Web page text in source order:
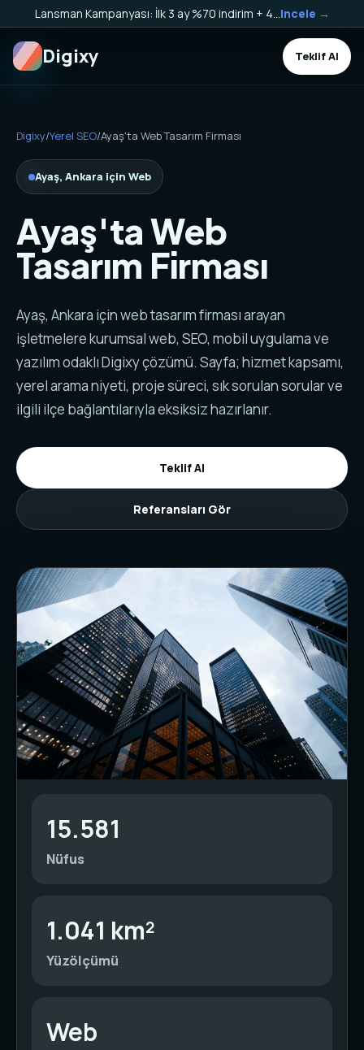
Incele →
Digixy Teklif Al
Digixy/Yerel SEO/Ayaş'ta Web Tasarım Firması
Ayaş, Ankara için Web
Ayaş'ta Web
Tasarım Firması
Ayaş, Ankara için web tasarım firması arayan
işletmelere kurumsal web, SEO, mobil uygulama ve
yazılım odaklı Digixy çözümü. Sayfa; hizmet kapsamı,
yerel arama niyeti, proje süreci, sık sorulan sorular ve
ilgili ilçe bağlantılarıyla eksiksiz hazırlanır.
Teklif Al
Referansları Gör
15.581
Nüfus
1.041 km²
Yüzölçümü
Web